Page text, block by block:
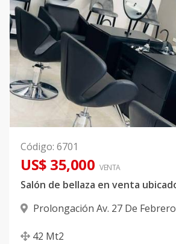
Código: 6701
US$ 35,000 VENTA
Prolongación Av. 27 De Febrero
42 Mt2